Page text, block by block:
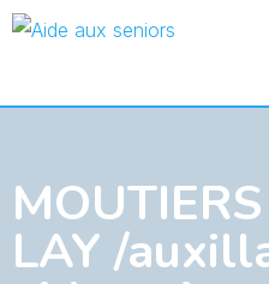
Skip
LAY /